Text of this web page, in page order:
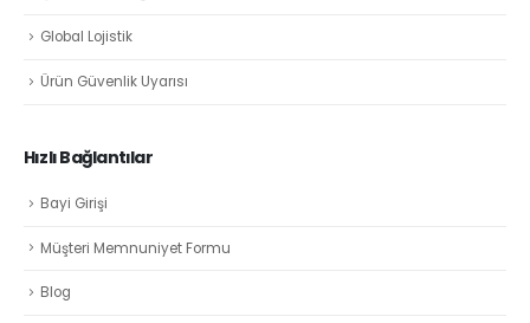
Global Lojistik
Ürün Güvenlik Uyarısı
Hızlı Bağlantılar
Bayi Girişi
Müşteri Memnuniyet Formu
Blog